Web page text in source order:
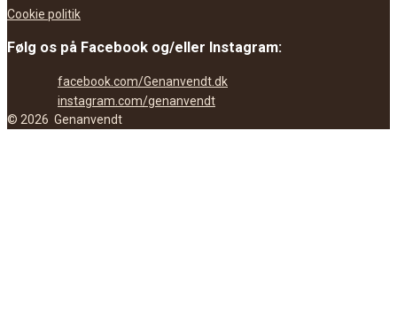
Cookie politik
Følg os på Facebook og/eller Instagram:
facebook.com/Genanvendt.dk
instagram.com/genanvendt
© 2026 Genanvendt